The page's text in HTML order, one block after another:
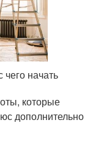
начать
которые
дополнительно